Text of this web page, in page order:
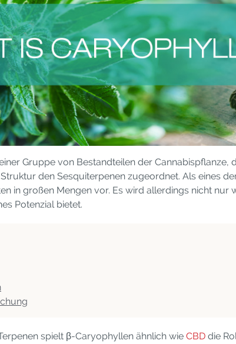
Gruppe von Bestandteilen der Cannabispflanze,
den Sesquiterpenen zugeordnet. Als eines
in großen Mengen vor. Es wird allerdings nicht
Potenzial bietet.
spielt β-Caryophyllen ähnlich wie CBD die